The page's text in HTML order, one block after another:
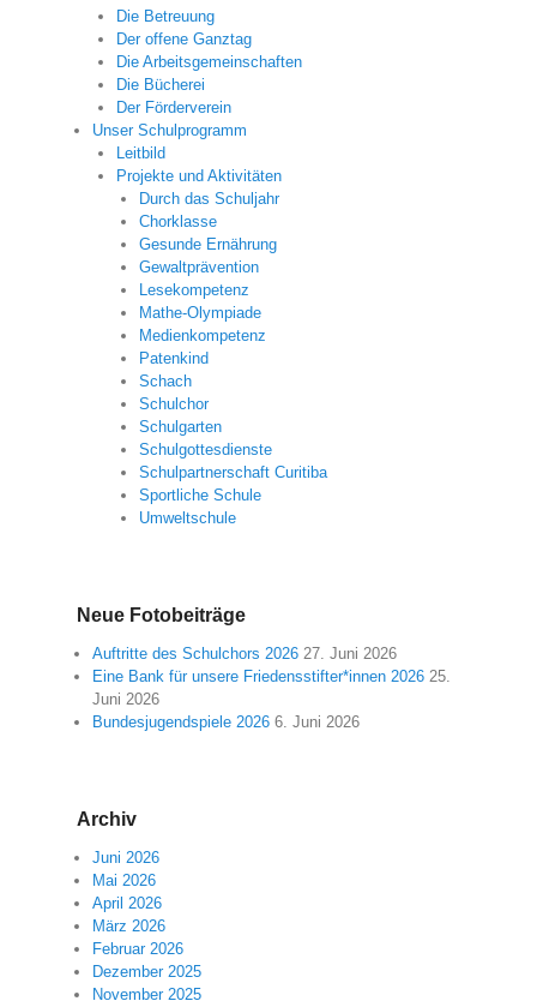
Die Betreuung
Der offene Ganztag
Die Arbeitsgemeinschaften
Die Bücherei
Der Förderverein
Unser Schulprogramm
Leitbild
Projekte und Aktivitäten
Durch das Schuljahr
Chorklasse
Gesunde Ernährung
Gewaltprävention
Lesekompetenz
Mathe-Olympiade
Medienkompetenz
Patenkind
Schach
Schulchor
Schulgarten
Schulgottesdienste
Schulpartnerschaft Curitiba
Sportliche Schule
Umweltschule
Neue Fotobeiträge
Auftritte des Schulchors 2026 27. Juni 2026
Eine Bank für unsere Friedensstifter*innen 2026 25.
Juni 2026
Bundesjugendspiele 2026 6. Juni 2026
Archiv
Juni 2026
Mai 2026
April 2026
März 2026
Februar 2026
Dezember 2025
November 2025